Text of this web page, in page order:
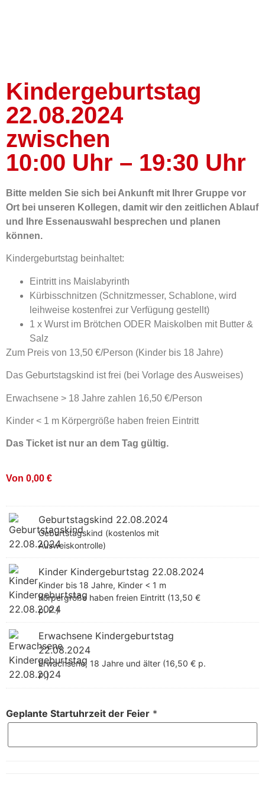
Kindergeburtstag
22.08.2024
zwischen
10:00 Uhr – 19:30 Uhr
Bitte melden Sie sich bei Ankunft mit Ihrer Gruppe vor
Ort bei unseren Kollegen, damit wir den zeitlichen Ablauf
und Ihre Essenauswahl besprechen und planen
können.
Kindergeburtstag beinhaltet:
Eintritt ins Maislabyrinth
Kürbisschnitzen (Schnitzmesser, Schablone, wird
leihweise kostenfrei zur Verfügung gestellt)
1 x Wurst im Brötchen ODER Maiskolben mit Butter &
Salz
Zum Preis von 13,50 €/Person (Kinder bis 18 Jahre)
Das Geburtstagskind ist frei (bei Vorlage des Ausweises)
Erwachsene > 18 Jahre zahlen 16,50 €/Person
Kinder < 1 m Körpergröße haben freien Eintritt
Das Ticket ist nur an dem Tag gültig.
Von 0,00 €
Geburtstagskind 22.08.2024
Geburtstagskind (kostenlos mit
Ausweiskontrolle)
Kinder Kindergeburtstag 22.08.2024
Kinder bis 18 Jahre, Kinder < 1 m
Körpergröße haben freien Eintritt (13,50 €
p. P.)
Erwachsene Kindergeburtstag
22.08.2024
Erwachsene, 18 Jahre und älter (16,50 € p.
P.)
Geplante Startuhrzeit der Feier *